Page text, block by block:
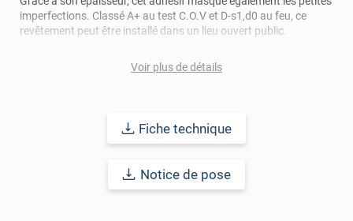
imperfections. Classé A+ au test C.O.V et D-s1,d0 au feu, ce
revêtement peut être installé dans un lieu ouvert public.
: 10 ans en pose intérieur (anti craquèlement,
véritable, nous vous conseillons de faire une demande
d'échantillons gratuite.
Voir plus de détails
Fiche technique
Notice de pose